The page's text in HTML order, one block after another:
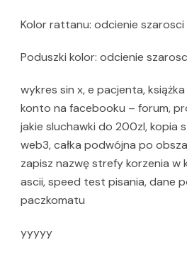
Kolor rattanu: odcienie
Poduszki kolor: odcienie
wykres sin x, e pacjenta,
konto na facebooku – forum,
jakie sluchawki do 200zl, kopia
web3, całka podwójna po
zapisz nazwę strefy korzenia
ascii, speed test pisania, dane
paczkomatu
yyyyy